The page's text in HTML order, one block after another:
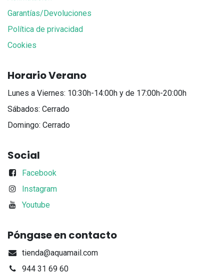
Garantías/Devoluciones
Política de privacidad
Cookies
Horario Verano
Lunes a Viernes: 10:30h-14:00h y de 17:00h-20:00h
Sábados: Cerrado
Domingo: Cerrado
Social
Facebook
Instagram
Youtube
Póngase en contacto
tienda@aquamail.com
944 31 69 60